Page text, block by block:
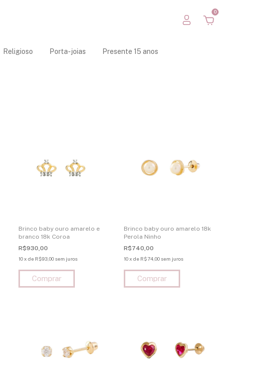
0
Religioso Porta-joias Presente 15 anos
Brinco baby ouro amarelo e
branco 18k Coroa
R$930,00
10 x de R$93,00 sem juros
Brinco baby ouro amarelo 18k
Perola Ninho
R$740,00
10x de R$74,00 sem juros